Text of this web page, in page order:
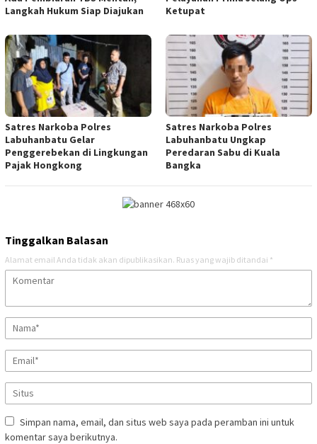
Langkah Hukum Siap Diajukan
Ketupat
Satres Narkoba Polres
Labuhanbatu Gelar
Penggerebekan di Lingkungan
Pajak Hongkong
Satres Narkoba Polres
Labuhanbatu Ungkap
Peredaran Sabu di Kuala
Bangka
Tinggalkan Balasan
Alamat email Anda tidak akan dipublikasikan. Ruas yang wajib ditandai *
Simpan nama, email, dan situs web saya pada peramban ini untuk
komentar saya berikutnya.